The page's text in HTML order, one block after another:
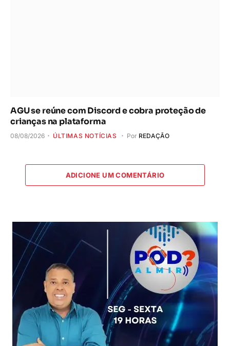
AGU se reúne com Discord e cobra proteção de
crianças na plataforma
08/08/2026 ÚLTIMAS NOTÍCIAS Por REDAÇÃO
ADICIONE UM COMENTÁRIO